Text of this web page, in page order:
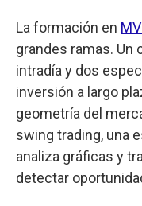
La formación en
grandes ramas. Un
intradía y dos
inversión a largo
geometría del
swing trading, una
analiza gráficas y
detectar